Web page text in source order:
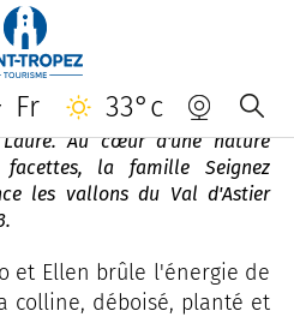
fr 33°c
Val d'Astier
par Bruno et Ellen, suivi de
Au cœur d'une nature
la famille Seignez
les vallons du Val d'Astier
et Ellen brûle l'énergie de
colline, déboisé, planté et